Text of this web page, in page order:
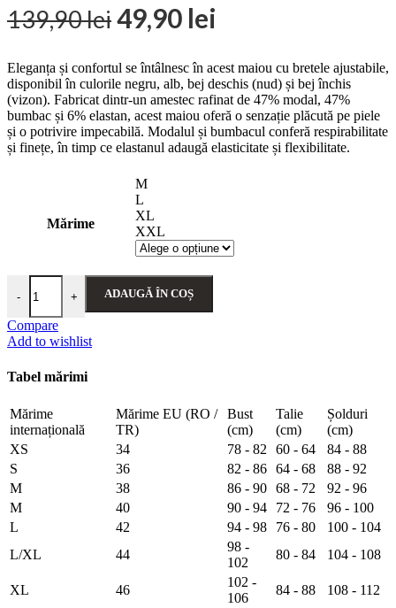
139,90leiPrețul
a
fost:
139,90 lei.
49,90 lei
este:
49,90 lei.
Eleganța și confortul se întâlnesc în acest maiou cu bretele ajustabile,
disponibil în culorile negru, alb, bej deschis (nud) și bej închis
(vizon). Fabricat dintr-un amestec rafinat de 47% modal, 47%
bumbac și 6% elastan, acest maiou oferă o senzație plăcută pe piele
și o potrivire impecabilă. Modalul și bumbacul conferă respirabilitate
și finețe, în timp ce elastanul adaugă elasticitate și flexibilitate.
Mărime
M
L
XL
XXL
-
Cantitate Maiou cu bretele ajustabile – Belinay 1063 - vizon
+ ADAUGĂ ÎN COȘ
Compare
Add to wishlist
Tabel mărimi
Mărime
internațională
Mărime EU (RO /
TR)
Bust
(cm)
Talie
(cm)
Șolduri
(cm)
XS
34 78 - 82 60 - 64
84 - 88
S
36 82 - 86 64 - 68
88 - 92
M
38 86 - 90 68 - 72
92 - 96
M
40 90 - 94 72 - 76
96 - 100
L
42 94 - 98 76 - 80
100 - 104
L/XL
44
98 -
102
80 - 84 104 - 108
XL 46
102 -
106
84 - 88 108 - 112